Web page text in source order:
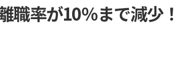
職率が10％まで減少！